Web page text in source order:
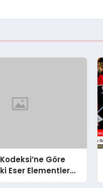
Göre
Eser Elementler